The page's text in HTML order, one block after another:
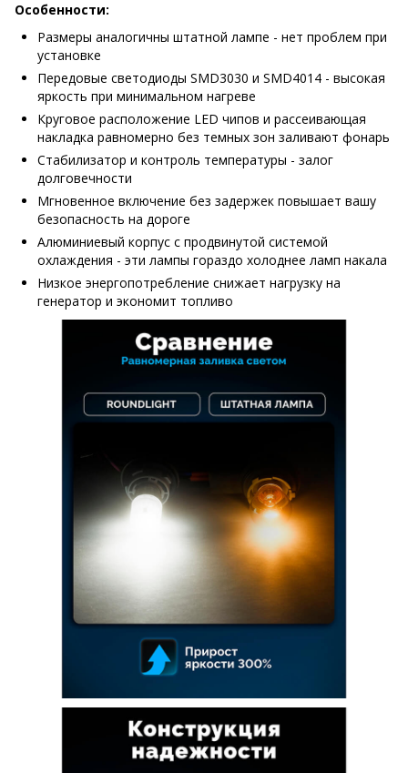
Особенности:
Размеры аналогичны штатной лампе - нет проблем при
установке
Передовые светодиоды SMD3030 и SMD4014 - высокая
яркость при минимальном нагреве
Круговое расположение LED чипов и рассеивающая
накладка равномерно без темных зон заливают фонарь
Стабилизатор и контроль температуры - залог
долговечности
Мгновенное включение без задержек повышает вашу
безопасность на дороге
Алюминиевый корпус с продвинутой системой
охлаждения - эти лампы гораздо холоднее ламп накала
Низкое энергопотребление снижает нагрузку на
генератор и экономит топливо